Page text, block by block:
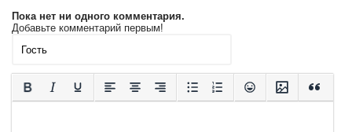
Пока нет ни одного комментария.
Добавьте комментарий первым!